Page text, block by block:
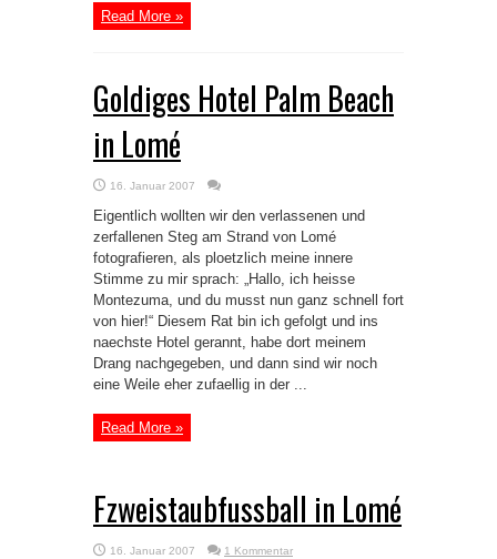
Read More »
Goldiges Hotel Palm Beach
in Lomé
16. Januar 2007
Eigentlich wollten wir den verlassenen und
zerfallenen Steg am Strand von Lomé
fotografieren, als ploetzlich meine innere
Stimme zu mir sprach: „Hallo, ich heisse
Montezuma, und du musst nun ganz schnell fort
von hier!“ Diesem Rat bin ich gefolgt und ins
naechste Hotel gerannt, habe dort meinem
Drang nachgegeben, und dann sind wir noch
eine Weile eher zufaellig in der ...
Read More »
Fzweistaubfussball in Lomé
16. Januar 2007 1 Kommentar